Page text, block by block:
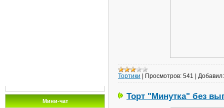
Мини-чат
Тортики Просмотров: 541 Добавил:
Торт "Минутка" без